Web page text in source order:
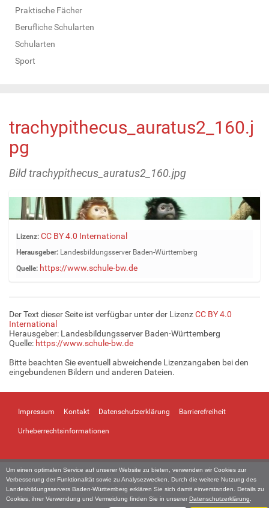
Um einen optimalen Service auf unserer Website zu bieten, verwenden wir Cookies zur
Verbesserung der Funktionalität sowie zu Analysezwecken. Durch die weitere Nutzung des
Landesbildungsservers Baden-Württemberg erklären Sie sich damit einverstanden. Details zu
Cookies, ihrer Verwendung und Vermeidung finden Sie in unserer Datenschutzerklärung
Praktische Fächer
Berufliche Schularten
Schularten
Sport
trachypithecus_auratus2_160.j
pg
Bild trachypithecus_auratus2_160.jpg
Z
e
g
e
B
l
d
i
v
l
e
ß
e
…
Lizenz: CC BY 4.0 International
Herausgeber: Landesbildungsserver Baden-Württemberg
Quelle: https://www.schule-bw.de
Der Text dieser Seite ist verfügbar unter der LizenzCC BY 4.0
International
Herausgeber: Landesbildungsserver Baden-Württemberg
Quelle: https://www.schule-bw.de
Bitte beachten Sie eventuell abweichende Lizenzangaben bei den
eingebundenen Bildern und anderen Dateien.
Impressum Kontakt Datenschutzerklärung Barrierefreiheit
Urheberrechtsinformationen